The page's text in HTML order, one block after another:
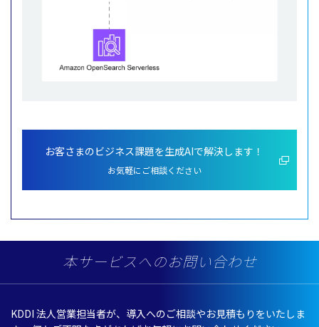
お客さまのビジネス課題を生成AIで解決します！
お気軽にご相談ください
本サービスへのお問い合わせ
KDDI 法人営業担当者が、 導入へのご相談やお見積もりをいたしま